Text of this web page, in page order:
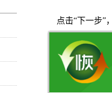
点击“下一步”